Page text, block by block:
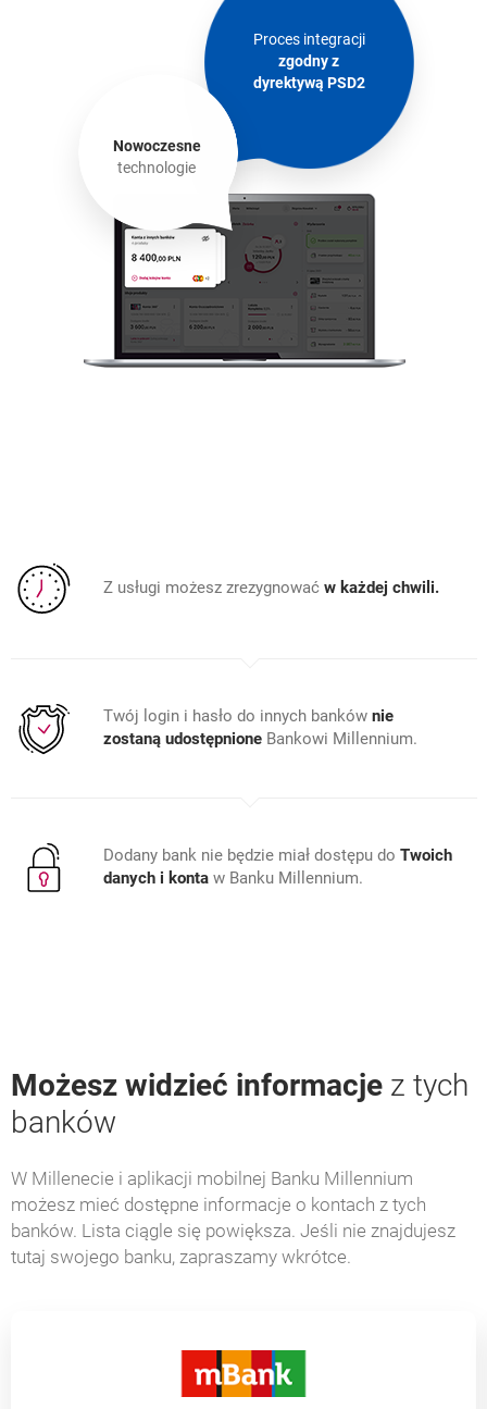
Proces integracji
zgodny z
dyrektywą PSD2
Nowoczesne
technologie
Z usługi możesz zrezygnować w każdej chwili.
Twój login i hasło do innych banków nie
zostaną udostępnione Bankowi Millennium.
Dodany bank nie będzie miał dostępu do Twoich
danych i konta w Banku Millennium.
Możesz widzieć informacje z tych
banków
W Millenecie i aplikacji mobilnej Banku Millennium
możesz mieć dostępne informacje o kontach z tych
banków. Lista ciągle się powiększa. Jeśli nie znajdujesz
tutaj swojego banku, zapraszamy wkrótce.